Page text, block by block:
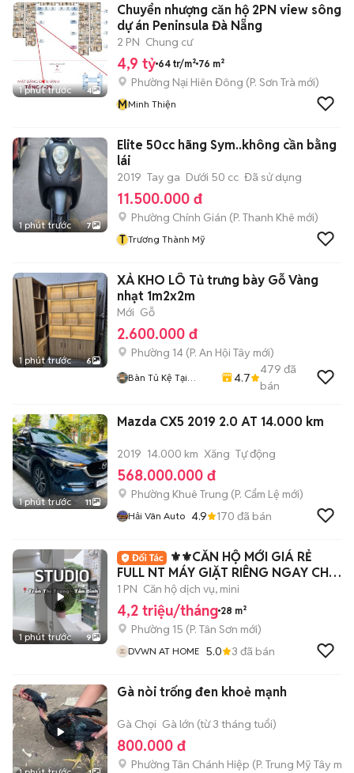
1 phút trước 4
Chuyển nhượng căn hộ 2PN view sông
dự án Peninsula Đà Nẵng
2 PN Chung cư
4,9 tỷ 64 tr/m² 76 m²
Phường Nại Hiên Đông (P. Sơn Trà mới)
MMinh Thiện
1 phút trước 7
Elite 50cc hãng Sym..không cần bằng
lái
2019 Tay ga Dưới 50 cc Đã sử dụng
11.500.000 đ
Phường Chính Gián (P. Thanh Khê mới)
T Trương Thành Mỹ
1 phút trước 6
XẢ KHO LÔ Tủ trưng bày Gỗ Vàng
nhạt 1m2x2m
Mới Gỗ
2.600.000 đ
Phường 14 (P. An Hội Tây mới)
Bàn Tủ Kệ Tại
4.7
479 đã
bán
1 phút trước 11
Mazda CX5 2019 2.0 AT 14.000 km
2019 14.000 km Xăng Tự động
568.000.000 đ
Phường Khuê Trung (P. Cẩm Lệ mới)
Hải Vân Auto 4.9 170 đã bán
1 phút trước 9
⚜️⚜️CĂN HỘ MỚI GIÁ RẺ
FULL NT MÁY GIẶT RIÊNG NGAY CHỢ
PHẠM VĂN BẠCH
1 PN Căn hộ dịch vụ, mini
4,2 triệu/tháng 28 m²
Phường 15 (P. Tân Sơn mới)
DVWN AT HOME 5.0 3 đã bán
Gà nòi trống đen khoẻ mạnh
Gà Chọi Gà lớn (từ 3 tháng tuổi)
800.000 đ
Phường Tân Chánh Hiệp (P. Trung Mỹ Tây mới)